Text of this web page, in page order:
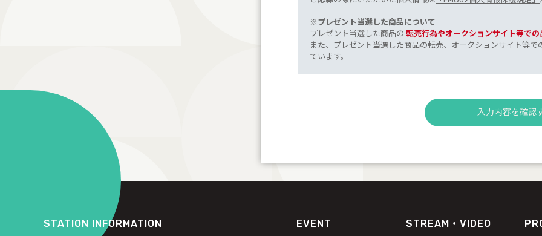
※プレゼント当選した商品について
プレゼント当選した商品の 転売行為やオークションサイト等で
また、プレゼント当選した商品の転売、オークションサイト等
ています。
入力内容を確認
STATION INFORMATION EVENT STREAM・VIDEO